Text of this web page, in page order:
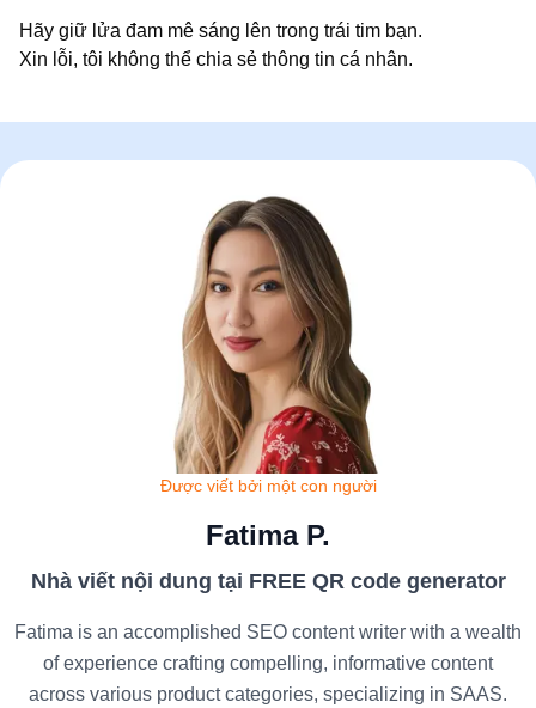
Hãy giữ lửa đam mê sáng lên trong trái tim bạn.
Xin lỗi, tôi không thể chia sẻ thông tin cá nhân.
Được viết bởi một con người
Fatima P.
Nhà viết nội dung tại FREE QR code generator
Fatima is an accomplished SEO content writer with a wealth
of experience crafting compelling, informative content
across various product categories, specializing in SAAS.